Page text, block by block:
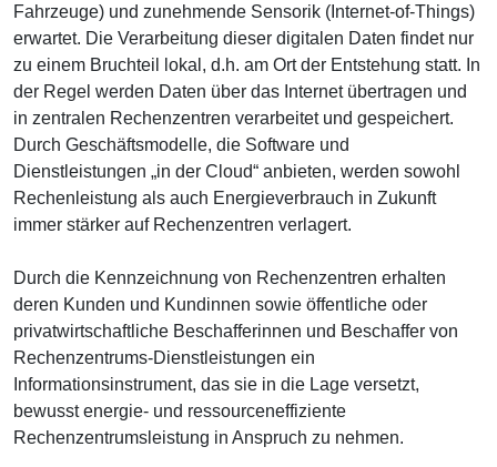
Fahrzeuge) und zunehmende Sensorik (Internet-of-Things)
erwartet. Die Verarbeitung dieser digitalen Daten findet nur
zu einem Bruchteil lokal, d.h. am Ort der Entstehung statt. In
der Regel werden Daten über das Internet übertragen und
in zentralen Rechenzentren verarbeitet und gespeichert.
Durch Geschäftsmodelle, die Software und
Dienstleistungen „in der Cloud“ anbieten, werden sowohl
Rechenleistung als auch Energieverbrauch in Zukunft
immer stärker auf Rechenzentren verlagert.
Durch die Kennzeichnung von Rechenzentren erhalten
deren Kunden und Kundinnen sowie öffentliche oder
privatwirtschaftliche Beschafferinnen und Beschaffer von
Rechenzentrums-Dienstleistungen ein
Informationsinstrument, das sie in die Lage versetzt,
bewusst energie- und ressourceneffiziente
Rechenzentrumsleistung in Anspruch zu nehmen.